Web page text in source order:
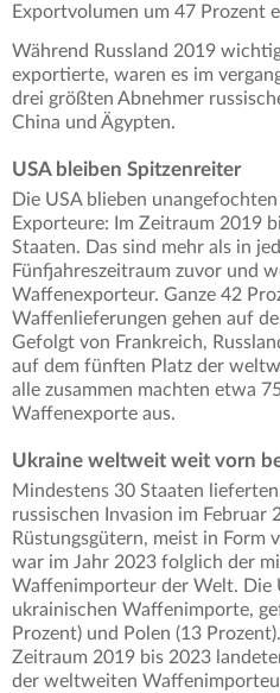
Exportvolumen um 47 Prozent
Während Russland 2019
exportierte, waren es im
drei größten Abnehmer
China und Ägypten.
USA bleiben Spitzenreiter
Die USA blieben
Exporteure: Im Zeitraum 2019
Staaten. Das sind mehr als in
Fünfjahreszeitraum zuvor und
Waffenexporteur. Ganze 42
Waffenlieferungen gehen auf
Gefolgt von Frankreich,
auf dem fünften Platz der
alle zusammen machten etwa
Waffenexporte aus.
Ukraine weltweit weit vorn
Mindestens 30 Staaten
russischen Invasion im Februar
Rüstungsgütern, meist in
war im Jahr 2023 folglich der
Waffenimporteur der Welt. Die
ukrainischen Waffenimporte,
Prozent) und Polen (13
Zeitraum 2019 bis 2023
der weltweiten